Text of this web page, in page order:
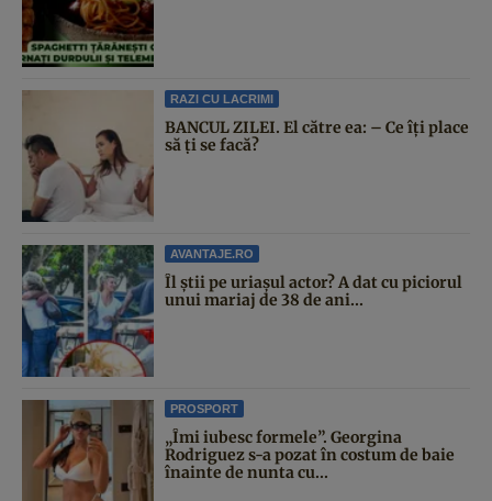
RAZI CU LACRIMI
BANCUL ZILEI. El către ea: – Ce îți place
să ți se facă?
AVANTAJE.RO
Îl știi pe uriașul actor? A dat cu piciorul
unui mariaj de 38 de ani...
PROSPORT
„Îmi iubesc formele”. Georgina
Rodriguez s-a pozat în costum de baie
înainte de nunta cu...